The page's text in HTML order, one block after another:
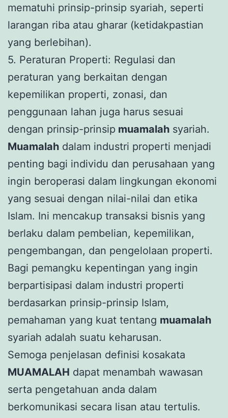
mematuhi prinsip-prinsip syariah, seperti
larangan riba atau gharar (ketidakpastian
yang berlebihan).
5. Peraturan Properti: Regulasi dan
peraturan yang berkaitan dengan
kepemilikan properti, zonasi, dan
penggunaan lahan juga harus sesuai
dengan prinsip-prinsip muamalah syariah.
Muamalah dalam industri properti menjadi
penting bagi individu dan perusahaan yang
ingin beroperasi dalam lingkungan ekonomi
yang sesuai dengan nilai-nilai dan etika
Islam. Ini mencakup transaksi bisnis yang
berlaku dalam pembelian, kepemilikan,
pengembangan, dan pengelolaan properti.
Bagi pemangku kepentingan yang ingin
berpartisipasi dalam industri properti
berdasarkan prinsip-prinsip Islam,
pemahaman yang kuat tentang muamalah
syariah adalah suatu keharusan.
Semoga penjelasan definisi kosakata
MUAMALAH dapat menambah wawasan
serta pengetahuan anda dalam
berkomunikasi secara lisan atau tertulis.